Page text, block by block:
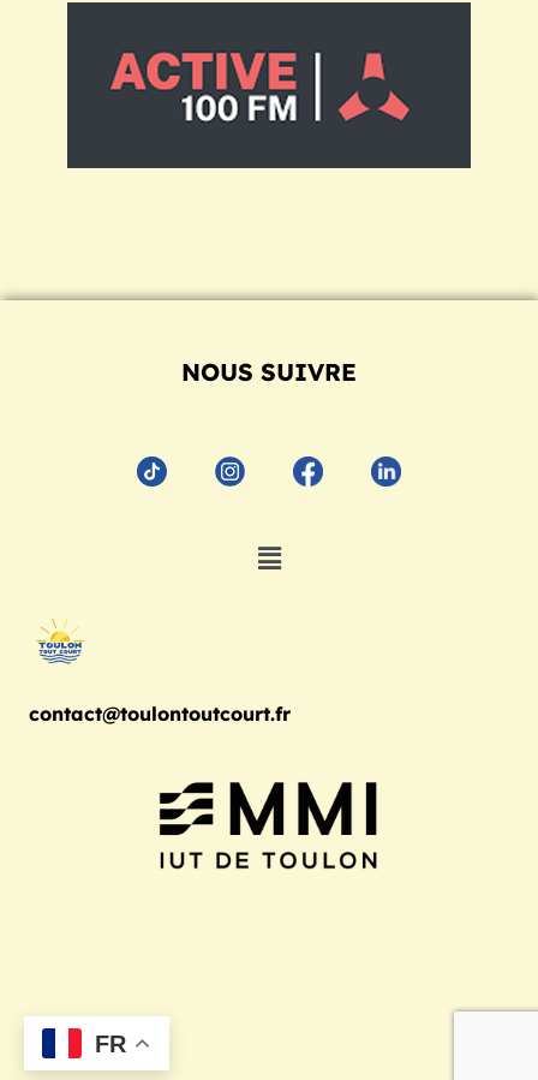
NOUS SUIVRE
contact@toulontoutcourt.fr
FR